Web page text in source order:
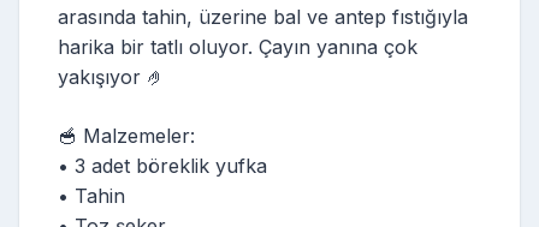
arasında tahin, üzerine bal ve antep fıstığıyla
harika bir tatlı oluyor. Çayın yanına çok
yakışıyor 🤌
🥣 Malzemeler:
• 3 adet böreklik yufka
• Tahin